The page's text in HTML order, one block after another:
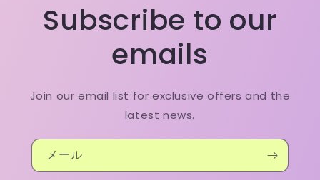
Subscribe to our
emails
Join our email list for exclusive offers and the
latest news.
メール